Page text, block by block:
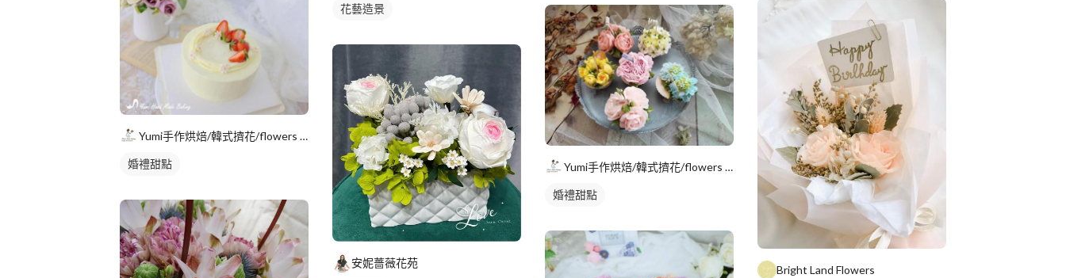
Yumi手作烘焙/韓式擠花/flowers cake/香氛蠟
婚禮甜點
花藝造景
安妮薔薇花苑
Yumi手作烘焙/韓式擠花/flowers cake/香氛蠟
婚禮甜點
Bright Land Flowers